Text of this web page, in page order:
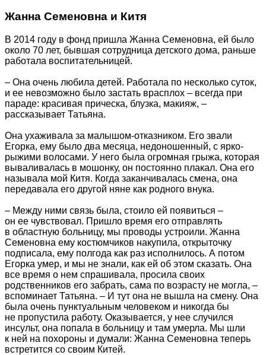
Жанна Семеновна и Китя
В 2014 году в фонд пришла Жанна Семеновна, ей было
около 70 лет, бывшая сотрудница детского дома, раньше
работала воспитательницей.
– Она очень любила детей. Работала по несколько суток,
и ее невозможно было застать врасплох – всегда при
параде: красивая прическа, блузка, макияж, –
рассказывает Татьяна.
Она ухаживала за малышом-отказником. Его звали
Егорка, ему было два месяца, недоношенный, с ярко-
рыжими волосами. У него была огромная грыжа, которая
вываливалась в мошонку, он постоянно плакал. Она его
называла мой Китя. Когда заканчивалась смена, она
передавала его другой няне как родного внука.
– Между ними связь была, стоило ей появиться –
он ее чувствовал. Пришло время его отправлять
в областную больницу, мы проводы устроили. Жанна
Семеновна ему костюмчиков накупила, открыточку
подписала, ему полгода как раз исполнилось. А потом
Егорка умер, и мы не знали, как ей об этом сказать. Она
все время о нем спрашивала, просила своих
родственников его забрать, сама по возрасту не могла, –
вспоминает Татьяна. – И тут она не вышла на смену. Она
была очень пунктуальным человеком и никогда бы
не пропустила работу. Оказывается, у нее случился
инсульт, она попала в больницу и там умерла. Мы шли
к ней на похороны и думали: Жанна Семеновна теперь
встретится со своим Китей.